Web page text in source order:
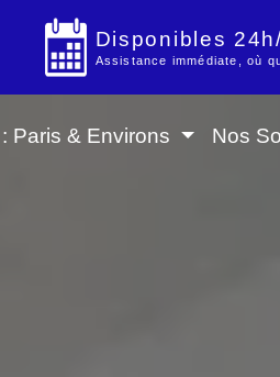
Disponibles
Assistance immédiate, où
Paris & Environs Nos